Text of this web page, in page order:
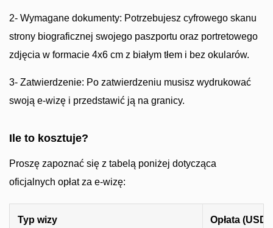
2- Wymagane dokumenty: Potrzebujesz cyfrowego skanu
strony biograficznej swojego paszportu oraz portretowego
zdjęcia w formacie 4x6 cm z białym tłem i bez okularów.
3- Zatwierdzenie: Po zatwierdzeniu musisz wydrukować
swoją e-wizę i przedstawić ją na granicy.
Ile to kosztuje?
Proszę zapoznać się z tabelą poniżej dotycząca
oficjalnych opłat za e-wizę:
Typ wizy Opłata (USD)